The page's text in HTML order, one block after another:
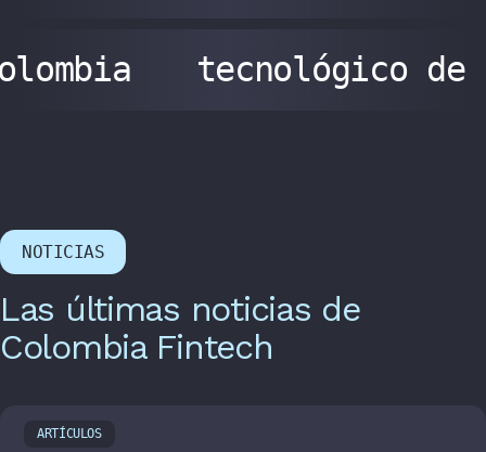
tecnológico de
NOTICIAS
Las últimas noticias de
Colombia Fintech
ARTÍCULOS